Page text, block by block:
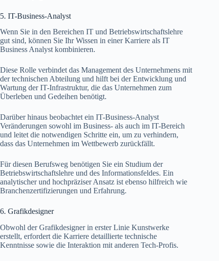
5. IT-Business-Analyst
Wenn Sie in den Bereichen IT und Betriebswirtschaftslehre
gut sind, können Sie Ihr Wissen in einer Karriere als IT
Business Analyst kombinieren.
Diese Rolle verbindet das Management des Unternehmens mit
der technischen Abteilung und hilft bei der Entwicklung und
Wartung der IT-Infrastruktur, die das Unternehmen zum
Überleben und Gedeihen benötigt.
Darüber hinaus beobachtet ein IT-Business-Analyst
Veränderungen sowohl im Business- als auch im IT-Bereich
und leitet die notwendigen Schritte ein, um zu verhindern,
dass das Unternehmen im Wettbewerb zurückfällt.
Für diesen Berufsweg benötigen Sie ein Studium der
Betriebswirtschaftslehre und des Informationsfeldes. Ein
analytischer und hochpräziser Ansatz ist ebenso hilfreich wie
Branchenzertifizierungen und Erfahrung.
6. Grafikdesigner
Obwohl der Grafikdesigner in erster Linie Kunstwerke
erstellt, erfordert die Karriere detaillierte technische
Kenntnisse sowie die Interaktion mit anderen Tech-Profis.